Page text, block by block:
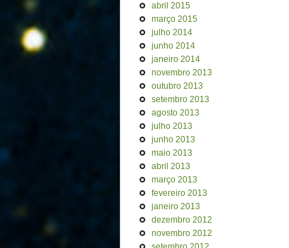
abril 2015
março 2015
julho 2014
junho 2014
janeiro 2014
novembro 2013
outubro 2013
setembro 2013
agosto 2013
julho 2013
junho 2013
maio 2013
abril 2013
março 2013
fevereiro 2013
janeiro 2013
dezembro 2012
novembro 2012